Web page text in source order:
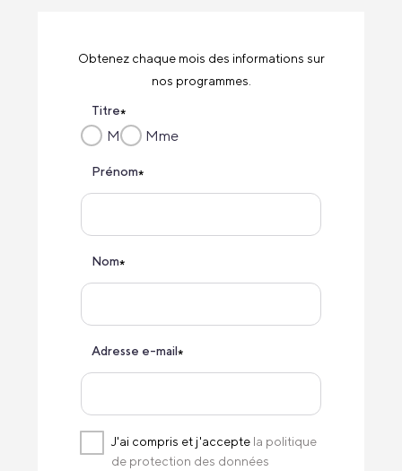
Obtenez chaque mois des informations sur
nos programmes.
Titre*
M
Mme
Prénom*
Nom*
Adresse e-mail*
J'ai compris et j'accepte la politique
de protection des données